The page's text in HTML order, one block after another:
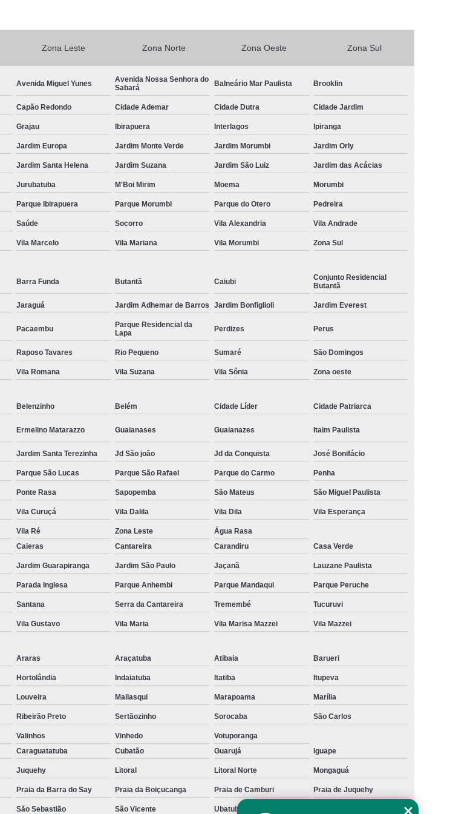
Central de Comando Eletrônico para Deficiente
Central de Multimídia
Central Multimídia
Central Multimídia Adaptada
Central Multimídia Android
Central Multimídia com Gps
Central Multimídia com Tv
Central Multimídia de Pcd
Central Multimídia para Pcd
Central Multimídia Pcd
Central Multimídia Pioneer
Central Multimídia Retrátil
Central Multimídia Universal
Central de Comando Eletrônica Volante Pcd
Comando com Pomo Eletrônico para o Volante Pcd
Comando de Painel ao Volante Pcd
Comando Elétrico Volante para Deficiente Físico
Comando Elétrico Volante para Pcd
Comando Elétrico Volante Pcd
Comando Pcd Volante
Comando Volante para Pcd
Comando Volante Pcd
Comprar Kit Acelerador e Freio Eletrônico Adaptação
Comprar Kit Acelerador e Freio Eletrônico Adaptação de Deficientes
Comprar Kit Acelerador e Freio Eletrônico Adaptação de Deficientes Físicos
Comprar Kit Acelerador e Freio Eletrônico Adaptação Pcd
Comprar Kit Acelerador e Freio Eletrônico Adaptado
Comprar Kit Acelerador e Freio Eletrônico de Adaptação
Comprar Kit Acelerador e Freio Eletrônico para Adaptação
Comprar Kit Acelerador e Freio Eletrônico para Adaptação de Deficientes
Comprar Kit Acelerador e Freio Universal para Deficientes
Embreagem Eletrônica
Embreagem Eletrônica Adaptada
Embreagem Eletrônica Adaptada para Deficiente
Embreagem Eletrônica Adaptada para Deficiente Físico
Embreagem Eletrônica Deficiente
Embreagem Eletrônica para Cadeirante
Embreagem Eletrônica para Deficiente
Embreagem Eletrônica para Deficientes Físicos
Embreagem Eletrônica Progressiva
Embreagem Eletrônica sob Medida para Deficiente
Kit Acelerador e Freio Manual 90 Graus Modelo Adaptação
Kit Acelerador e Freio Manual Adaptação
Kit Acelerador e Freio Manual Adaptação de Deficientes
Kit Acelerador e Freio Manual Adaptação de Deficientes Físicos
Kit Acelerador e Freio Manual Adaptação Deficientes Físicos
Kit Acelerador e Freio Manual Adaptação Pcd
Kit Acelerador e Freio Manual de Adaptação
Kit Acelerador e Freio Manual para Adaptação
Kit Acelerador e Freio Manual para Adaptação de Deficientes
Zona Leste Zona Norte Zona Oeste Zona Sul
Avenida Miguel Yunes
Avenida Nossa Senhora do
Sabará
Balneário Mar Paulista Brooklin
Capão Redondo Cidade Ademar Cidade Dutra Cidade Jardim
Grajau Ibirapuera Interlagos Ipiranga
Jardim Europa Jardim Monte Verde Jardim Morumbi Jardim Orly
Jardim Santa Helena Jardim Suzana Jardim São Luiz Jardim das Acácias
Jurubatuba M'Boi Mirim Moema Morumbi
Parque Ibirapuera Parque Morumbi Parque do Otero Pedreira
Saúde Socorro Vila Alexandria Vila Andrade
Vila Marcelo Vila Mariana Vila Morumbi Zona Sul
Barra Funda Butantã Caiubi
Conjunto Residencial
Butantã
Jaraguá Jardim Adhemar de Barros Jardim Bonfiglioli Jardim Everest
Pacaembu
Parque Residencial da
Lapa
Perdizes Perus
Raposo Tavares Rio Pequeno Sumaré São Domingos
Vila Romana Vila Suzana Vila Sônia Zona oeste
Belenzinho Belém Cidade Líder Cidade Patriarca
Ermelino Matarazzo Guaianases Guaianazes Itaim Paulista
Jardim Santa Terezinha Jd São joão Jd da Conquista José Bonifácio
Parque São Lucas Parque São Rafael Parque do Carmo Penha
Ponte Rasa Sapopemba São Mateus São Miguel Paulista
Vila Curuçá Vila Dalila Vila Dila Vila Esperança
Vila Ré Zona Leste
Água Rasa
Caieras Cantareira Carandiru Casa Verde
Jardim Guarapiranga Jardim São Paulo Jaçanã Lauzane Paulista
Parada Inglesa Parque Anhembi Parque Mandaqui Parque Peruche
Santana Serra da Cantareira Tremembé Tucuruvi
Vila Gustavo Vila Maria Vila Marisa Mazzei Vila Mazzei
Araras Araçatuba Atibaia Barueri
Hortolândia Indaiatuba Itatiba Itupeva
Louveira Mailasqui Marapoama Marília
Ribeirão Preto Sertãozinho Sorocaba São Carlos
Valinhos Vinhedo
Votuporanga
Caraguatatuba Cubatão Guarujá Iguape
Juquehy Litoral Litoral Norte Mongaguá
Praia da Barra do Say Praia da Boiçucanga Praia de Camburi Praia de Juquehy
São Sebastião São Vicente Ubatuba